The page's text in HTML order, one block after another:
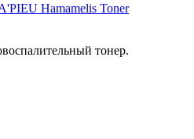
Hamamelis Toner
тонер.